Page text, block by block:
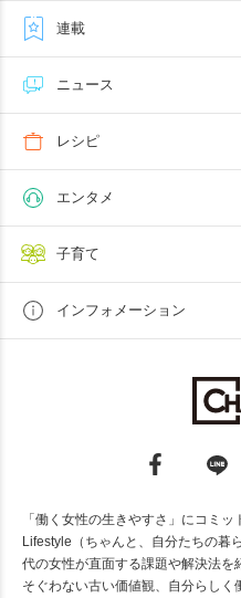
連載
ニュース
レシピ
エンタメ
子育て
インフォメーション
「働く女性の生きやすさ」にコミ
Lifestyle（ちゃんと、自分たちの暮
代の女性が直面する課題や解決法
そぐわない古い価値観、自分らしく